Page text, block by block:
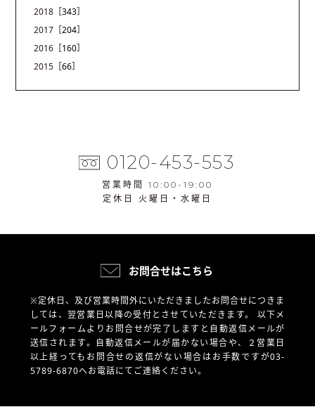
2018 ［343］
2017 ［204］
2016 ［160］
2015 ［66］
0120-453-553
営業時間 10:00-19:00
定休日 火曜日・水曜日
お問合せはこちら
※定休日、及び営業時間外にいただきましたお問合せにつきま
しては、翌営業日以降の受付とさせていただきます。 以下メ
ールフォームよりお問合せが完了しますと自動返信メールが
送信されます。自動返信メールが届かない場合や、
２営業日
以上経ってもお問合せの返信がない場合はお手数ですが03-
5789-6870へお電話にてご連絡ください。